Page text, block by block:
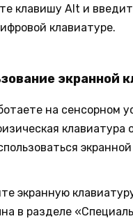
клавишу Alt и
клавиатуре.
экранной
на сенсорном
клавиатура
экранную
в разделе